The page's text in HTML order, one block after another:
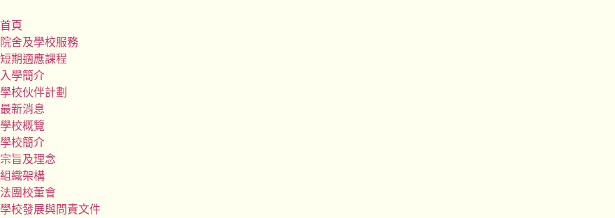
首頁
院舍及學校服務
短期適應課程
入學簡介
學校伙伴計劃
最新消息
學校概覽
學校簡介
宗旨及理念
組織架構
法團校董會
學校發展與問責文件